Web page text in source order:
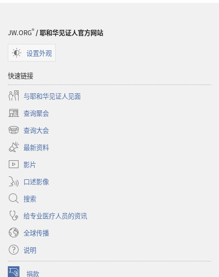
JW.ORG®/ 耶和华见证人官方网站
设置外观
快速链接
与耶和华见证人见面
查询聚会
（打
开
新
窗
口）
查询大会
（打
开
新
窗
最新资料
影片
口述影像
搜索
给专业医疗人员的资讯
全球传播
说明
捐款